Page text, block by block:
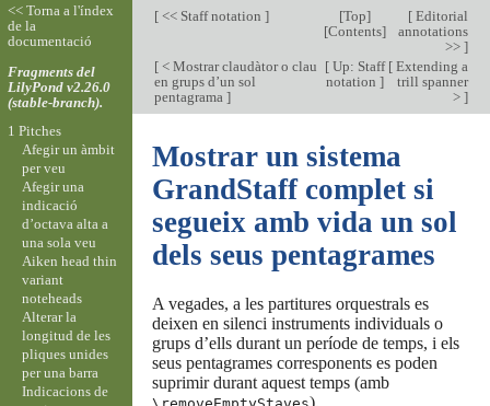
[<< Staff notation ] [Top]
[Contents]
[Editorial
annotations
>> ]
[< Mostrar claudàtor o clau
en grups d’un sol
pentagrama ]
[Up: Staff
notation ]
[Extending a
trill spanner
> ]
Mostrar un sistema
GrandStaff complet si
segueix amb vida un sol
dels seus pentagrames
A vegades, a les partitures orquestrals es
deixen en silenci instruments individuals o
grups d’ells durant un període de temps, i els
seus pentagrames corresponents es poden
suprimir durant aquest temps (amb
).
<< Torna a l'índex
de la
documentació
Fragments del
LilyPond v2.26.0
(stable-branch).
1 Pitches
Afegir un àmbit
per veu
Afegir una
indicació
d’octava alta a
una sola veu
Aiken head thin
variant
noteheads
Alterar la
longitud de les
pliques unides
per una barra
Indicacions de